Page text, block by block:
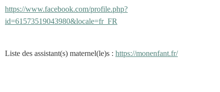
https://www.facebook.com/profile.php?
id=61573519043980&locale=fr_FR
Liste des assistant(s) maternel(le)s : https://monenfant.fr/